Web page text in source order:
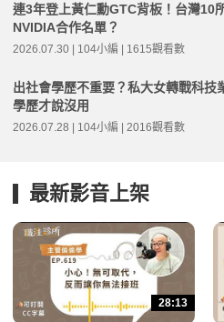
連3年登上黃仁勳GTC背板！台灣10
NVIDIA合作名單？
2026.07.30 | 104小編 | 1615觀看數
出社會學歷不重要？私大女轉戰科技
學歷才說沒用
2026.07.28 | 104小編 | 2016觀看數
最新影音上架
28:13